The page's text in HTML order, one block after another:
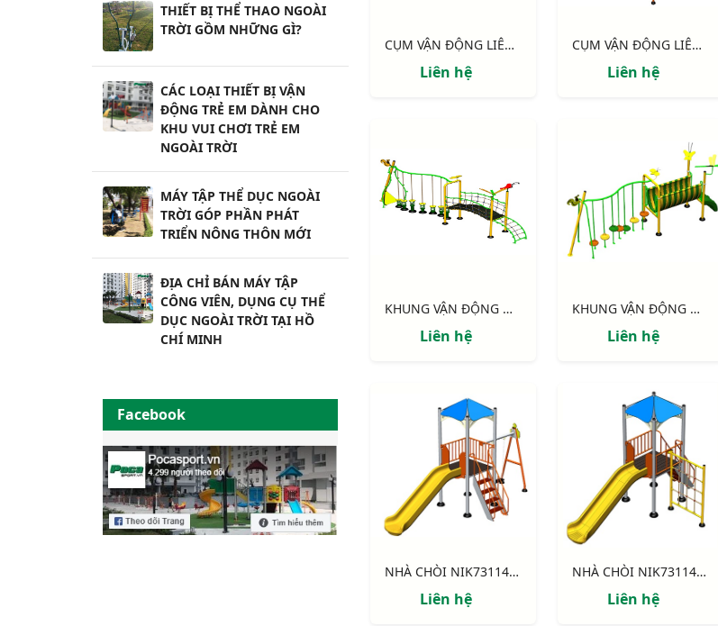
THIẾT BỊ THỂ THAO NGOÀI
TRỜI GỒM NHỮNG GÌ?
CÁC LOẠI THIẾT BỊ VẬN
ĐỘNG TRẺ EM DÀNH CHO
KHU VUI CHƠI TRẺ EM
NGOÀI TRỜI
MÁY TẬP THỂ DỤC NGOÀI
TRỜI GÓP PHẦN PHÁT
TRIỂN NÔNG THÔN MỚI
ĐỊA CHỈ BÁN MÁY TẬP
CÔNG VIÊN, DỤNG CỤ THỂ
DỤC NGOÀI TRỜI TẠI HỒ
CHÍ MINH
Facebook
CỤM VẬN ĐỘNG LIÊN HOÀN 3 MÁI CHE NIK705311
Liên hệ
CỤM VẬN ĐỘNG LIÊN HOÀN 2 MÁI CHE NIK703221
Liên hệ
KHUNG VẬN ĐỘNG NIK731146-DV: CHUYỀN DÂY - CẦU VÁN
Liên hệ
KHUNG VẬN ĐỘNG NIK731003-DN: CHUYỀN DÂY - CẦU NHỰA
Liên hệ
NHÀ CHÒI NIK731146-3: Thang leo, cầu trượt, xích đu.
Liên hệ
NHÀ CHÒI NIK731146-2: Thang leo, cầu trượt, khung leo.
Liên hệ